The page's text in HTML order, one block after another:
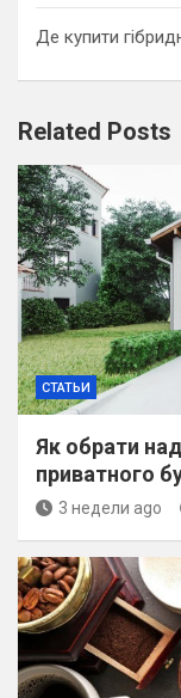
Де купити
Related Posts
СТАТЬИ
Як обрати
приватного
3 недели ago